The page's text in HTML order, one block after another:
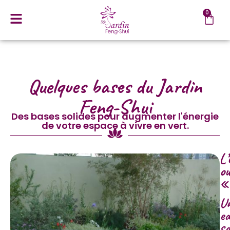
0
Quelques bases du Jardin
Feng-Shui
Des bases solides pour augmenter l'énergie
de votre espace à vivre en vert.
ou